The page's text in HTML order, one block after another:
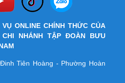
ONLINE CHÍNH THỨC CỦA
NHÁNH TẬP ĐOÀN BƯU
Tiên Hoàng - Phường Hoàn